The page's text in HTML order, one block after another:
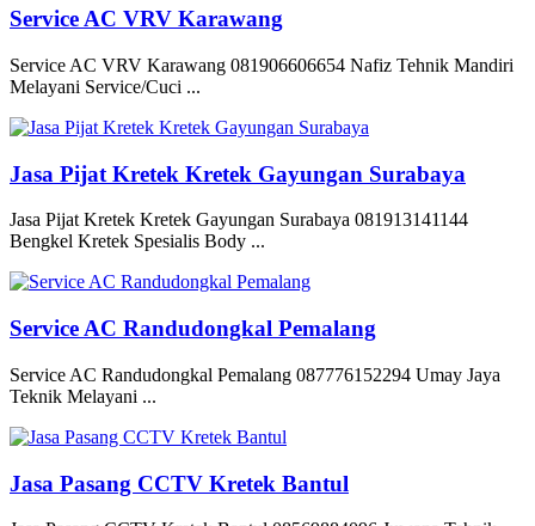
Service AC VRV Karawang
Service AC VRV Karawang 081906606654 Nafiz Tehnik Mandiri
Melayani Service/Cuci ...
Jasa Pijat Kretek Kretek Gayungan Surabaya
Jasa Pijat Kretek Kretek Gayungan Surabaya 081913141144
Bengkel Kretek Spesialis Body ...
Service AC Randudongkal Pemalang
Service AC Randudongkal Pemalang 087776152294 Umay Jaya
Teknik Melayani ...
Jasa Pasang CCTV Kretek Bantul